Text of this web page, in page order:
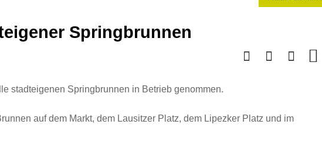
Springbrunnen
stadteigenen Springbrunnen in Betrieb genommen.
auf dem Markt, dem Lausitzer Platz, dem Lipezker Platz und im